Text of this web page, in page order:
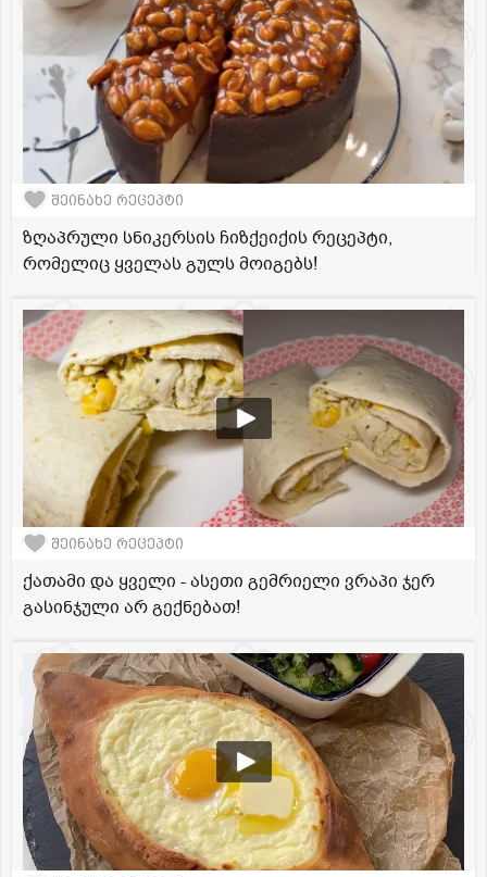
შეინახე რეცეპტი
ზღაპრული სნიკერსის ჩიზქეიქის რეცეპტი,
რომელიც ყველას გულს მოიგებს!
შეინახე რეცეპტი
ქათამი და ყველი - ასეთი გემრიელი ვრაპი ჯერ
გასინჯული არ გექნებათ!